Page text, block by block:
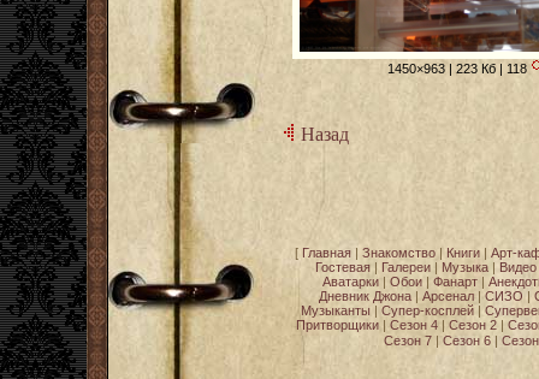
1450×963 | 223 Кб | 118
Назад
[ Главная| Знакомство| Книги| Арт-
Гостевая | Галереи | Музыка | Видео
Аватарки | Обои | Фанарт |
Дневник Джона| Арсенал| СИЗО |
Музыканты | Супер-косплей |
Притворщики | Сезон 4 | Сезон 2 |
Сезон 7| Сезон 6|